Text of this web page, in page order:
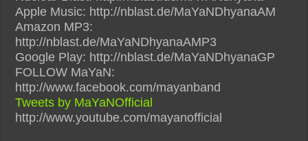
Apple Music: http://nblast.de/MaYaNDhyanaAM
Amazon MP3:
http://nblast.de/MaYaNDhyanaAMP3
Google Play: http://nblast.de/MaYaNDhyanaGP
FOLLOW MaYaN:
http://www.facebook.com/mayanband
Tweets by MaYaNOfficial
http://www.youtube.com/mayanofficial